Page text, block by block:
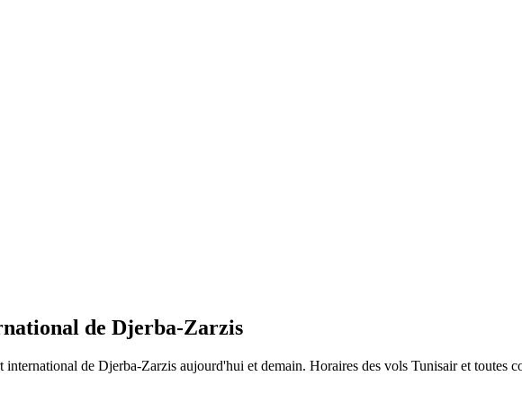
de Djerba-Zarzis
international de Djerba-Zarzis aujourd'hui et demain. Horaires des vols Tunisair et toutes